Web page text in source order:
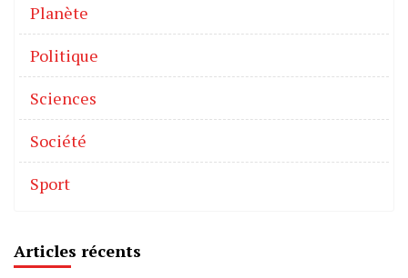
Planète
Politique
Sciences
Société
Sport
Articles récents